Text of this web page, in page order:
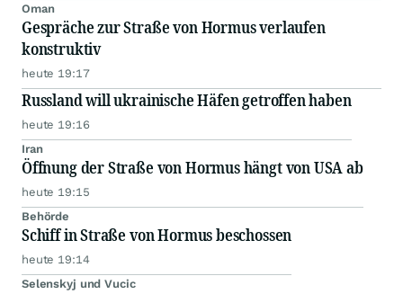
Oman
Gespräche zur Straße von Hormus verlaufen
konstruktiv
heute 19:17
Russland will ukrainische Häfen getroffen haben
heute 19:16
Iran
Öffnung der Straße von Hormus hängt von USA ab
heute 19:15
Behörde
Schiff in Straße von Hormus beschossen
heute 19:14
Selenskyj und Vucic